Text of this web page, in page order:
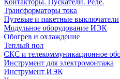
Трансформаторы тока
Путевые и пакетные выключатели
Модульное оборудование ИЭК
Обогрев и охлаждение
Теплый пол
СКС и телекоммуникационное
Инструмент для электромонтажа
Инструмент ИЭК